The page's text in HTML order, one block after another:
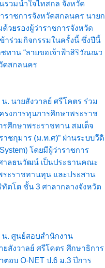
รวมน้ำใจไทสกล จังหวัด
ราชการจังหวัดสกลนคร นายก
วยรองผู้ว่าราชการจังหวัด
าร่วมกิจกรรมในครั้งนี้ ซึ่งปีนี้
ทาน “ลายขอเจ้าฟ้าสิริวัณณว
ดสกลนคร
. นายสังวาลย์ ศรีโคตร ร่วม
รงการทุนการศึกษาพระราช
ศึกษาพระราชทาน สมเด็จ
ชกุมาร (ม.ท.ศ)” ผ่านระบบวีดิ
โดยมีผู้ว่าราชการ
าลธนวัฒน์ เป็นประธานคณะ
ระราชทานทุน และประสาน
ตโต ชั้น 3 ศาลากลางจังหวัด
น. ศูนย์สอบสำนักงาน
สังวาลย์ ศรีโคตร ศึกษาธิการ
อบ O-NET ป.6 ม.3 ปีการ